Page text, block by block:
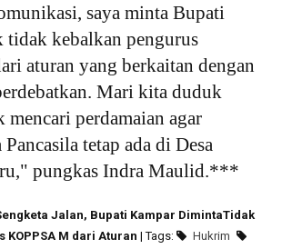
saya minta Bupati
tidak kebalkan pengurus
aturan yang berkaitan dengan
Mari kita duduk
mencari perdamaian agar
tetap ada di Desa
pungkas Indra Maulid.***
Jalan, Bupati Kampar DimintaTidak
KOPPSA M dari Aturan | Tags:
Hukrim